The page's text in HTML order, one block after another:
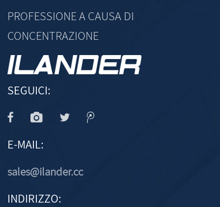
PROFESSIONE A CAUSA DI
CONCENTRAZIONE
SEGUICI:
E-MAIL:
sales@ilander.cc
INDIRIZZO: